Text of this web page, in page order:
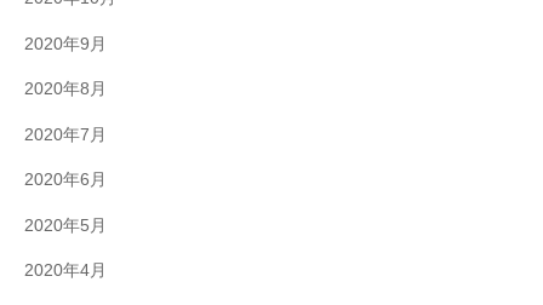
2020年9月
2020年8月
2020年7月
2020年6月
2020年5月
2020年4月